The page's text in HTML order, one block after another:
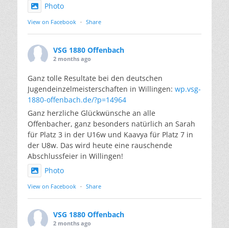
Photo
View on Facebook · Share
VSG 1880 Offenbach
2 months ago
Ganz tolle Resultate bei den deutschen
Jugendeinzelmeisterschaften in Willingen: wp.vsg-
1880-offenbach.de/?p=14964
Ganz herzliche Glückwünsche an alle
Offenbacher, ganz besonders natürlich an Sarah
für Platz 3 in der U16w und Kaavya für Platz 7 in
der U8w. Das wird heute eine rauschende
Abschlussfeier in Willingen!
Photo
View on Facebook · Share
VSG 1880 Offenbach
2 months ago